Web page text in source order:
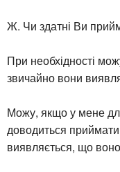
Ж. Чи здатні Ви
При необхідності
звичайно вони
Можу, якщо у мене
доводиться
виявляється, що